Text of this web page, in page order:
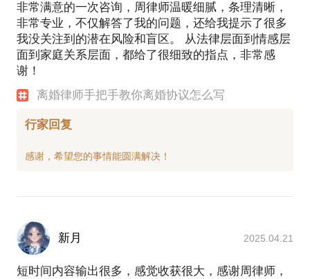
非常满意的一次咨询，周律师温暖细腻，条理清晰，
非常专业，不仅解答了我的问题，还给我提示了很多
我没关注到的潜在风险和盲区。 从法律层面到情感层
面到家庭关系层面，都给了很细致的指点，非常感
谢！
离婚律师手把手教你离婚协议怎么写
行家回复
新月 2025.04.21
短时间内容输出很多，感觉收获很大，感谢周律师，